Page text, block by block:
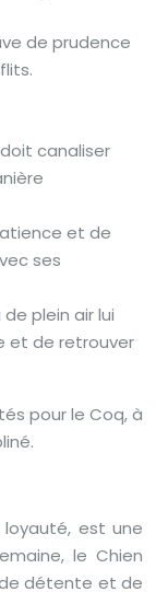
de prudence
canaliser
et de
ses
plein air lui
et de retrouver
pour le Coq, à
est une
le Chien
détente et de